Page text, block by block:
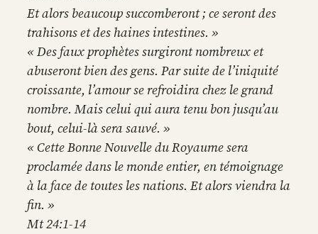
Et alors beaucoup succomberont ; ce seront des
trahisons et des haines intestines. »
« Des faux prophètes surgiront nombreux et
abuseront bien des gens. Par suite de l’iniquité
croissante, l’amour se refroidira chez le grand
nombre. Mais celui qui aura tenu bon jusqu’au
bout, celui-là sera sauvé. »
« Cette Bonne Nouvelle du Royaume sera
proclamée dans le monde entier, en témoignage
à la face de toutes les nations. Et alors viendra la
fin. »
Mt 24:1-14